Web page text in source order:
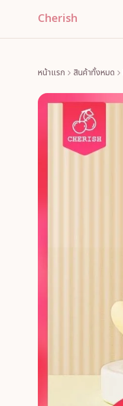
Cherish
หน้าแรก สินค้าทั้งหมด